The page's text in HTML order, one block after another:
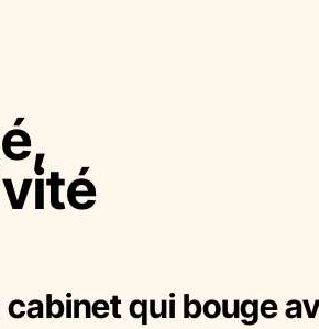
cabinet qui bouge